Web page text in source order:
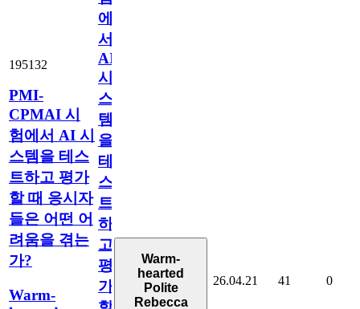
195132
PMI-
CPMAI 시
험에서 AI 시
스템을 테스
트하고 평가
할 때 응시자
들은 어떤 어
려움을 겪는
가?
Warm-
에
서
AI
시
스
템
을
테
스
트
하
고
평
가
Warm-
hearted
Polite
Rebecca
26.04.21 41 0